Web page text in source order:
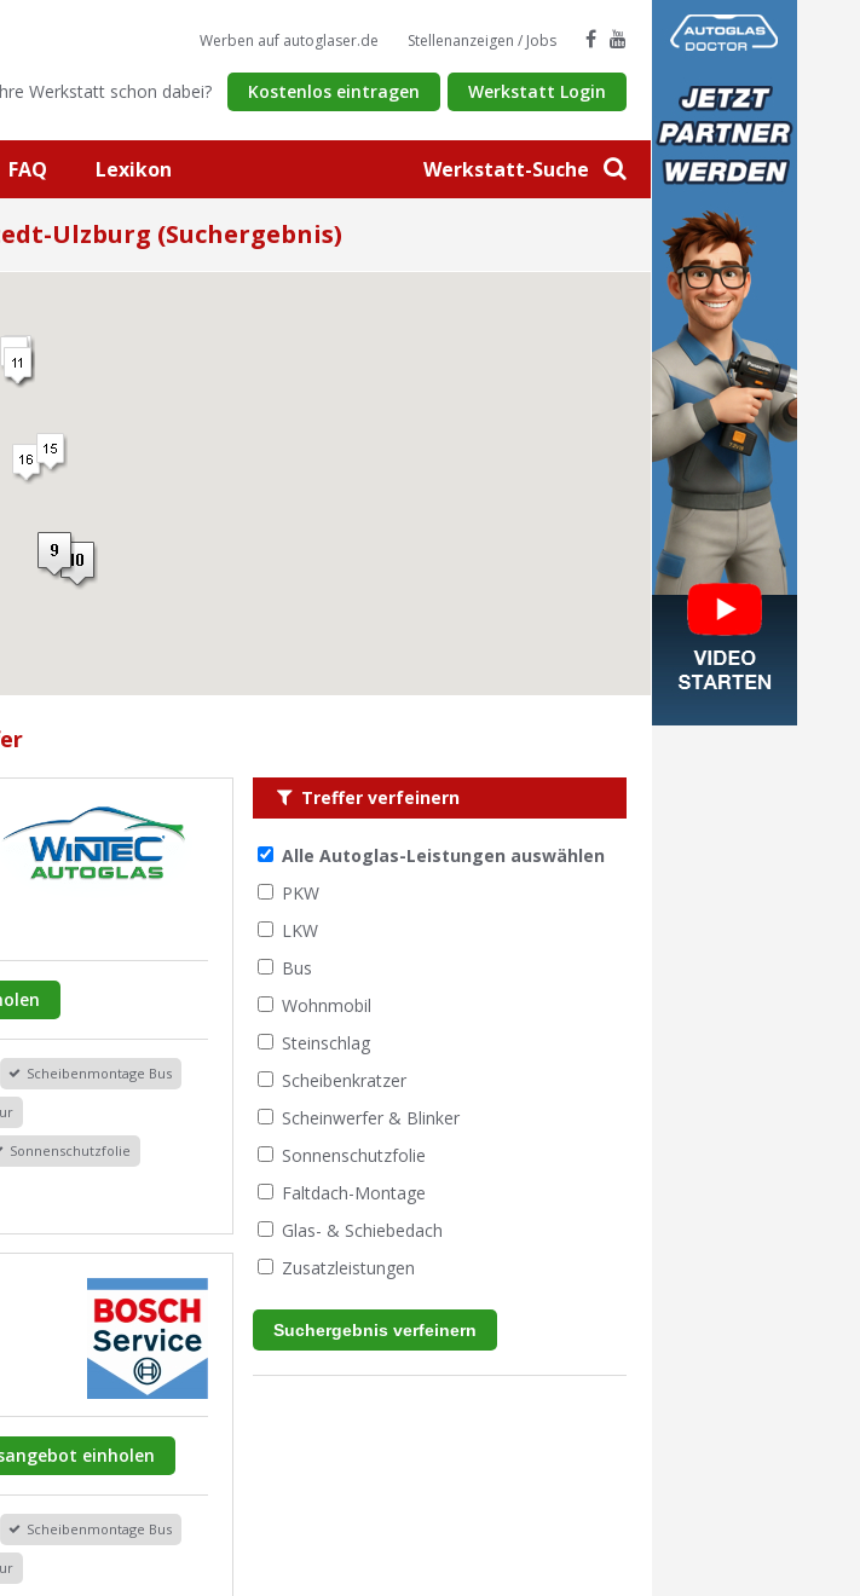
Werkstatt-Suche
Werben auf autoglaser.de Stellenanzeigen / Jobs
Werkstatt schon dabei? Kostenlos eintragen Werkstatt Login
FAQ Lexikon
Ulzburg (Suchergebnis)
Scheibenmontage Bus
Sonnenschutzfolie
einholen
Scheibenmontage Bus
Treffer verfeinern
Alle Autoglas-Leistungen auswählen
PKW
LKW
Bus
Wohnmobil
Steinschlag
Scheibenkratzer
Scheinwerfer & Blinker
Sonnenschutzfolie
Faltdach-Montage
Glas- & Schiebedach
Zusatzleistungen